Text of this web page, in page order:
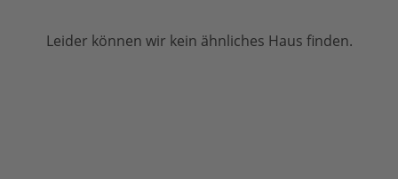
Leider können wir kein ähnliches Haus finden.